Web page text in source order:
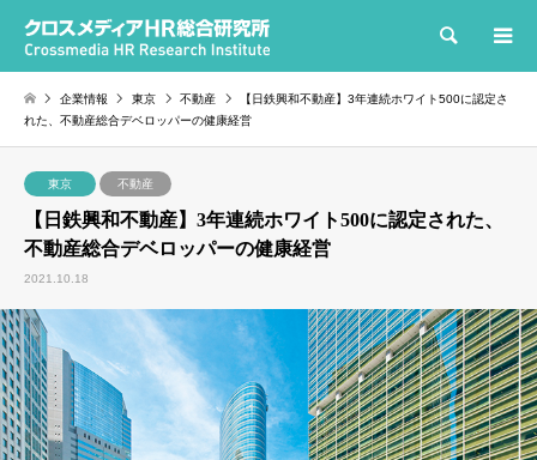
検索
企業情報 東京 不動産
【日鉄興和不動産】3年連続ホワイト500に認定さ
れた、不動産総合デベロッパーの健康経営
東京 不動産
【日鉄興和不動産】3年連続ホワイト500に認定された、
不動産総合デベロッパーの健康経営
2021.10.18